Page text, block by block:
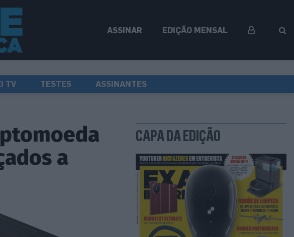
ASSINAR EDIÇÃO MENSAL
TV TESTES ASSINANTES
a
CAPA DA EDIÇÃO